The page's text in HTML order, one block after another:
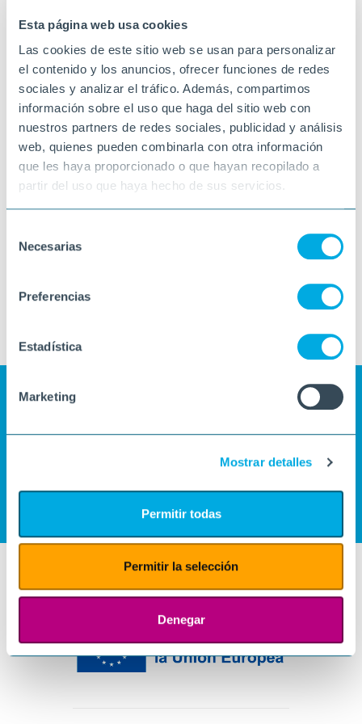
Esta página web usa cookies
Las cookies de este sitio web se usan para personalizar
el contenido y los anuncios, ofrecer funciones de redes
sociales y analizar el tráfico. Además, compartimos
información sobre el uso que haga del sitio web con
nuestros partners de redes sociales, publicidad y análisis
web, quienes pueden combinarla con otra información
que les haya proporcionado o que hayan recopilado a
partir del uso que haya hecho de sus servicios.
Necesarias
Preferencias
Estadística
Marketing
Mostrar detalles
Permitir todas
Permitir la selección
Denegar